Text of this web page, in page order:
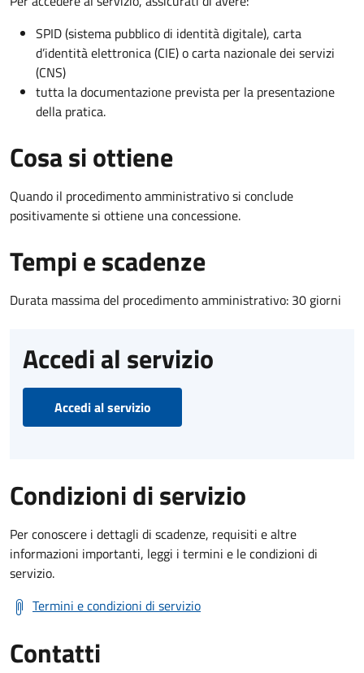
SPID (sistema pubblico di identità digitale), carta
d’identità elettronica (CIE) o carta nazionale dei servizi
(CNS)
tutta la documentazione prevista per la presentazione
della pratica.
Cosa si ottiene
Quando il procedimento amministrativo si conclude
positivamente si ottiene una concessione.
Tempi e scadenze
Durata massima del procedimento amministrativo: 30 giorni
Accedi al servizio
Accedi al servizio
Condizioni di servizio
Per conoscere i dettagli di scadenze, requisiti e altre
informazioni importanti, leggi i termini e le condizioni di
servizio.
Termini e condizioni di servizio
Contatti